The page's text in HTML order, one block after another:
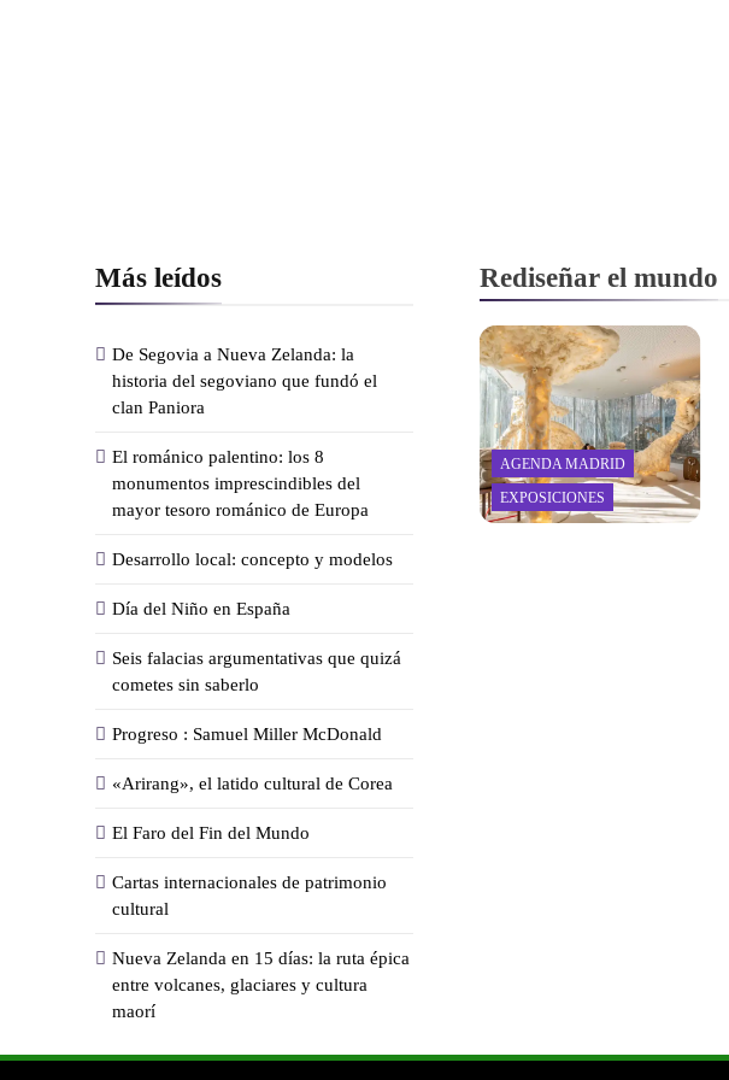
Más leídos
De Segovia a Nueva Zelanda: la
historia del segoviano que fundó el
clan Paniora
El románico palentino: los 8
monumentos imprescindibles del
mayor tesoro románico de Europa
Desarrollo local: concepto y modelos
Día del Niño en España
Seis falacias argumentativas que quizá
cometes sin saberlo
Progreso : Samuel Miller McDonald
«Arirang», el latido cultural de Corea
El Faro del Fin del Mundo
Cartas internacionales de patrimonio
cultural
Nueva Zelanda en 15 días: la ruta épica
entre volcanes, glaciares y cultura
maorí
Rediseñar el mundo
AGENDA MADRID
EXPOSICIONES